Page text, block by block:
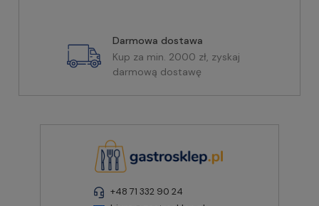
Darmowa dostawa
Kup za min. 2000 zł, zyskaj
darmową dostawę
+48 71 332 90 24